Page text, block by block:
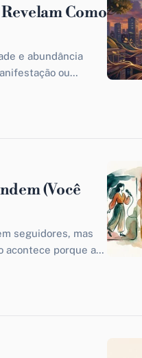
Como
e abundância
ou
(Você
seguidores, mas
acontece porque a